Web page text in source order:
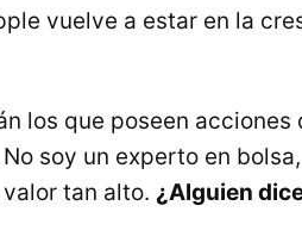
vuelve a estar en la
los que poseen acciones
soy un experto en
tan alto. ¿Alguien